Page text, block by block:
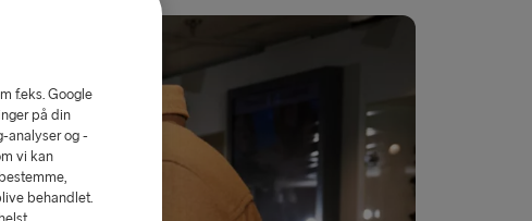
f.eks. Google
på din
analyser og -
vi kan
behandlet.